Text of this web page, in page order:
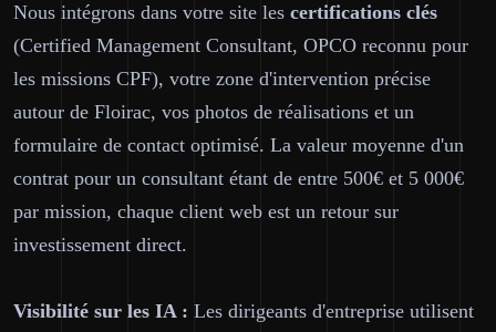
Nous intégrons dans votre site les certifications clés
(Certified Management Consultant, OPCO reconnu pour
les missions CPF), votre zone d'intervention précise
autour de Floirac, vos photos de réalisations et un
formulaire de contact optimisé. La valeur moyenne d'un
contrat pour un consultant étant de entre 500€ et 5 000€
par mission, chaque client web est un retour sur
investissement direct.
Visibilité sur les IA : Les dirigeants d'entreprise utilisent